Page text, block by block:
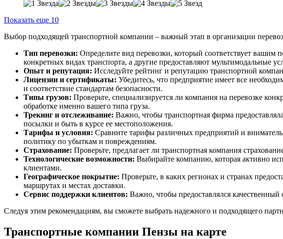
Показать еще 10
Выбор подходящей транспортной компании – важный этап в организации
Тип перевозки: Определите вид перевозки, который соответствует
конкретных видах транспорта, а другие предоставляют мультимодальные
Опыт и репутация: Исследуйте рейтинг и репутацию транспортной
Лицензии и сертификаты: Убедитесь, что предприятие имеет все
и соответствие стандартам безопасности.
Типы грузов: Проверьте, специализируется ли компания на перевозке
обработке именно вашего типа груза.
Трекинг и отслеживание: Важно, чтобы транспортная фирма
посылки и быть в курсе ее местоположения.
Тарифы и условия: Сравните тарифы различных предприятий и
политику по убыткам и повреждениям.
Страхование: Проверьте, предлагает ли транспортная компания
Технологические возможности: Выбирайте компанию, которая активно
клиентами.
Географическое покрытие: Проверьте, в каких регионах и странах
маршрутах и местах доставки.
Сервис поддержки клиентов: Важно, чтобы предоставлялся
Следуя этим рекомендациям, вы сможете выбрать надежного и подходящего
Транспортные компании Пензы на карте